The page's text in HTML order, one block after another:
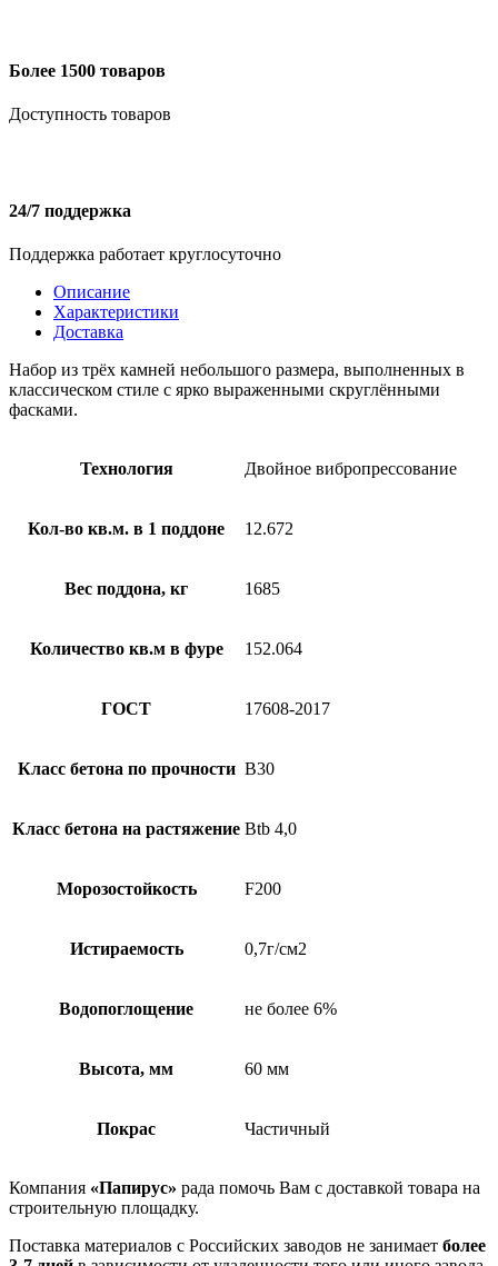
Более 1500 товаров
Доступность товаров
24/7 поддержка
Поддержка работает круглосуточно
Описание
Характеристики
Доставка
Набор из трёх камней небольшого размера, выполненных в
классическом стиле с ярко выраженными скруглёнными
фасками.
Технология Двойное вибропрессование
Кол-во кв.м. в 1 поддоне 12.672
Вес поддона, кг 1685
Количество кв.м в фуре 152.064
ГОСТ 17608-2017
Класс бетона по прочности B30
Класс бетона на растяжение Btb 4,0
Морозостойкость F200
Истираемость 0,7г/см2
Водопоглощение не более 6%
Высота, мм 60 мм
Покрас Частичный
Компания «Папирус» рада помочь Вам с доставкой товара на
строительную площадку.
Поставка материалов с Российских заводов не занимает более